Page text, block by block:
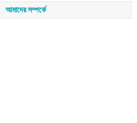
আমাদের সম্পর্কে